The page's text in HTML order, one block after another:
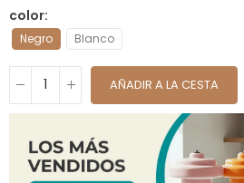
color
Negro Blanco
AÑADIR A LA CESTA